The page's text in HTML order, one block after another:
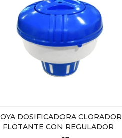
DOSIFICADORA CLORADOR
FLOTANTE CON REGULADOR